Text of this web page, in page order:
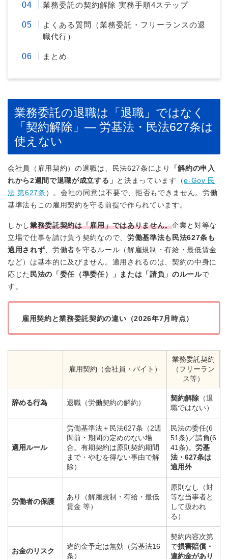
業務委託の契約解除 実務手順4ステップ
よくある質問（業務委託・フリーランスの退
職代行）
まとめ
業務委託の退職は「退職」ではなく
「契約解除」— 労基法・民法627条は
使えない
会社員（雇用契約）の退職は、民法627条により
「解約の申入
れから2週間で退職が成立する」 と決まっています（e-Gov 民
法 第627条 ）。会社の同意は不要で、拒否もできません。労働
基準法もこの雇用契約を守る前提で作られています。
しかし業務委託契約は「雇用」ではありません。企業と対等な
立場で仕事を請け負う契約なので、 労働基準法も民法627条も
適用されず、労働者を守るルール（解雇規制・有給・最低賃金
など）は基本的に及びません。適用されるのは、契約の中身に
応じた 民法の「委任（準委任）」または「請負」のルールで
す。
雇用契約と業務委託契約の違い（2026年7月時点）
雇用契約（会社員・バイト）
業務委託契約
（フリーラン
ス等）
辞める行為 退職（労働契約の解約）
契約解除 （退
職ではない）
適用ルール
労働基準法＋民法627条（2週
間前・期間の定めのない場
合。有期契約は原則契約期間
まで・やむを得ない事由で解
除）
民法の委任(6
51条)／請負(6
41条)。 労基
法・627条は
適用外
労働者の保護
あり（解雇規制・有給・最低
賃金 等）
原則なし（対
等な当事者と
して扱われ
る）
お金のリスク
違約金予定は無効（労基法16
条）
契約内容次第
で損害賠償・
違約金があり